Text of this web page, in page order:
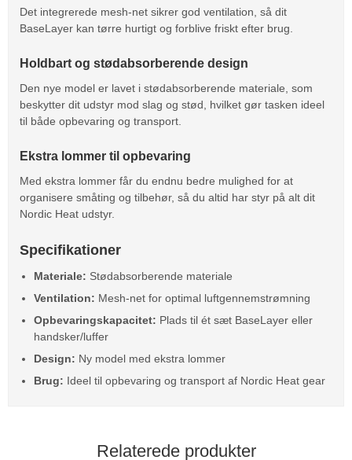
Det integrerede mesh-net sikrer god ventilation, så dit
BaseLayer kan tørre hurtigt og forblive friskt efter brug.
Holdbart og stødabsorberende design
Den nye model er lavet i stødabsorberende materiale, som
beskytter dit udstyr mod slag og stød, hvilket gør tasken ideel
til både opbevaring og transport.
Ekstra lommer til opbevaring
Med ekstra lommer får du endnu bedre mulighed for at
organisere småting og tilbehør, så du altid har styr på alt dit
Nordic Heat udstyr.
Specifikationer
Materiale: Stødabsorberende materiale
Ventilation: Mesh-net for optimal luftgennemstrømning
Opbevaringskapacitet: Plads til ét sæt BaseLayer eller
handsker/luffer
Design: Ny model med ekstra lommer
Brug: Ideel til opbevaring og transport af Nordic Heat gear
Relaterede produkter